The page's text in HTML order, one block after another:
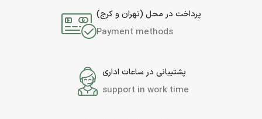
پرداخت در محل (تهران و کرج)
Payment methods
پشتیبانی در ساعات اداری
support in work time